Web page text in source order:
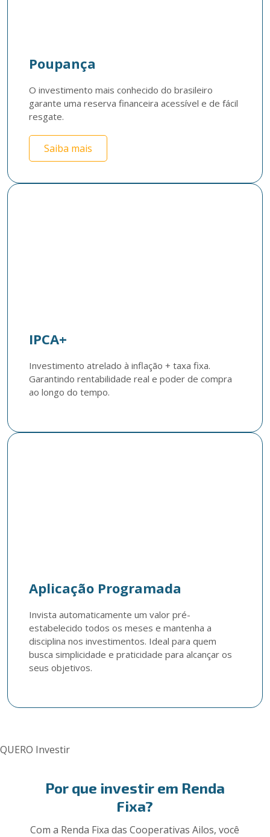
Poupança
O investimento mais conhecido do brasileiro
garante uma reserva financeira acessível e de fácil
resgate.
Saiba mais
IPCA+
Investimento atrelado à inflação + taxa fixa.
Garantindo rentabilidade real e poder de compra
ao longo do tempo.
Aplicação Programada
Invista automaticamente um valor pré-
estabelecido todos os meses e mantenha a
disciplina nos investimentos. Ideal para quem
busca simplicidade e praticidade para alcançar os
seus objetivos.
QUERO Investir
Por que investir em Renda
Fixa?
Com a Renda Fixa das Cooperativas Ailos, você